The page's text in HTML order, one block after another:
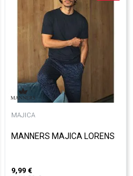
MAJICA
MANNERS MAJICA LORENS
9,99 €